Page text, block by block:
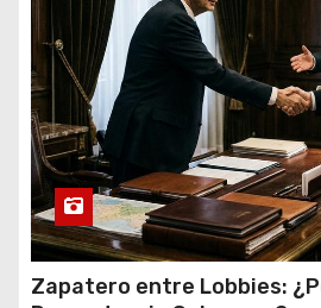
Zapatero entre Lobbies: